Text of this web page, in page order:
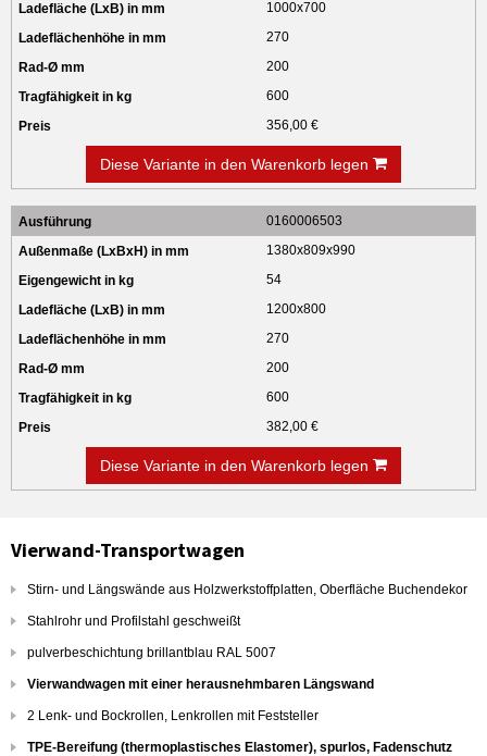
1000x700
270
200
600
356,00 €
Diese Variante in den Warenkorb legen
0160006503
1380x809x990
54
1200x800
270
200
600
382,00 €
Diese Variante in den Warenkorb legen
Vierwand-Transportwagen
Stirn- und Längswände aus Holzwerkstoffplatten, Oberfläche Buchendekor
Stahlrohr und Profilstahl geschweißt
pulverbeschichtung brillantblau RAL 5007
Vierwandwagen mit einer herausnehmbaren Längswand
2 Lenk- und Bockrollen, Lenkrollen mit Feststeller
TPE-Bereifung (thermoplastisches Elastomer), spurlos, Fadenschutz